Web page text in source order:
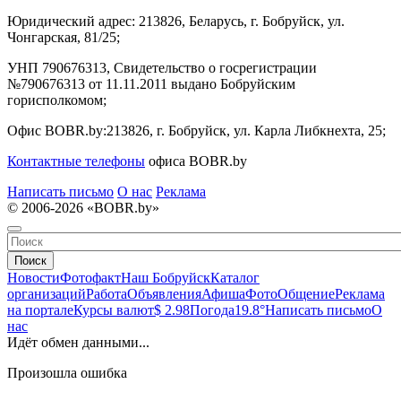
Юридический адрес: 213826, Беларусь, г. Бобруйск, ул.
Чонгарская, 81/25;
УНП 790676313, Свидетельство о госрегистрации
№790676313 от 11.11.2011 выдано Бобруйским
горисполкомом;
Офис BOBR.by:213826, г. Бобруйск, ул. Карла Либкнехта, 25;
Контактные телефоны офиса BOBR.by
Написать письмо О нас Реклама
© 2006-2026 «BOBR.by»
Поиск
НовостиФотофактНаш БобруйскКаталог
организацийРаботаОбъявленияАфишаФотоОбщениеРеклама
на порталеКурсы валют$ 2.98Погода19.8°Написать письмоО
нас
Идёт обмен данными...
Произошла ошибка